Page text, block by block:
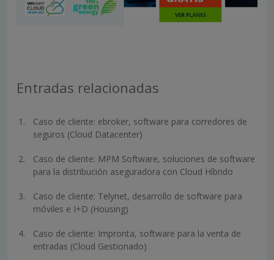
Entradas relacionadas
Caso de cliente: ebroker, software para corredores de
seguros (Cloud Datacenter)
Caso de cliente: MPM Software, soluciones de software
para la distribución aseguradora con Cloud Híbrido
Caso de cliente: Telynet, desarrollo de software para
móviles e I+D (Housing)
Caso de cliente: Impronta, software para la venta de
entradas (Cloud Gestionado)